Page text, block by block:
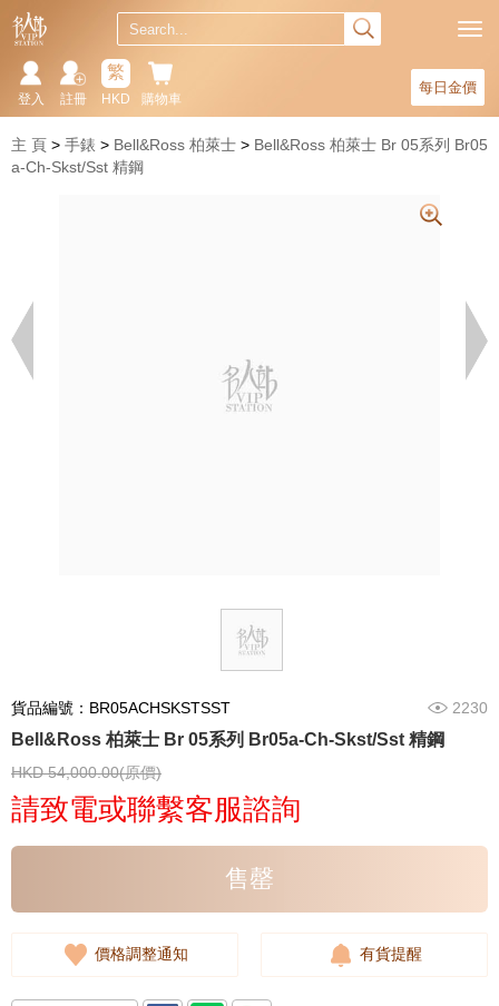
每日金價
購物車
繁
HKD
註冊
登入
主 頁 手錶 Bell&Ross 柏萊士
Bell&Ross 柏萊士 Br 05系列 Br05
a-Ch-Skst/Sst 精鋼
貨品編號：BR05ACHSKSTSST 2230
Bell&Ross 柏萊士 Br 05系列 Br05a-Ch-Skst/Sst 精鋼
HKD 54,000.00(原價)
請致電或聯繫客服諮詢
售罄
價格調整通知 有貨提醒